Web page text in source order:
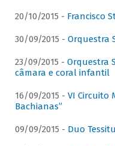
20/10/2015 - Francisco
30/09/2015 - Orquestra
23/09/2015 - Orquestra
câmara e coral infantil
16/09/2015 - VI Circuito
Bachianas”
09/09/2015 - Duo